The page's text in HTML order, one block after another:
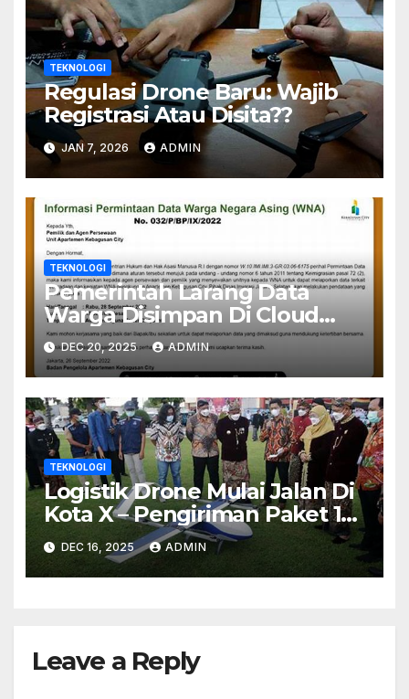
TEKNOLOGI
Regulasi Drone Baru: Wajib
Registrasi Atau Disita??
JAN 7, 2026 ADMIN
TEKNOLOGI
Pemerintah Larang Data
Warga Disimpan Di Cloud
Asing, Apa Dampaknya?
DEC 20, 2025 ADMIN
TEKNOLOGI
Logistik Drone Mulai Jalan Di
Kota X – Pengiriman Paket 1
Jam Jadi Nyata
DEC 16, 2025 ADMIN
Leave a Reply